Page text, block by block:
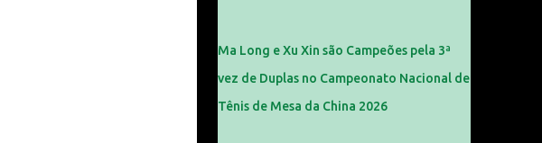
Ma Long e Xu Xin são Campeões pela 3ª
vez de Duplas no Campeonato Nacional de
Tênis de Mesa da China 2026